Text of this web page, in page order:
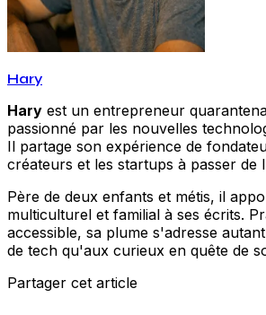
Hary
Hary est un entrepreneur
passionné par les nouvelles
Il partage son expérience de
créateurs et les startups à passer de
Père de deux enfants et métis, il
multiculturel et familial à ses écrits.
accessible, sa plume s'adresse
de tech qu'aux curieux en quête de
Partager cet article